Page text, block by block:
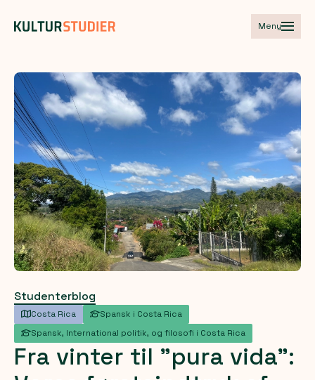
Meny
Studenterblog
Costa Rica
Spansk i Costa Rica
Spansk, International politik, og filosofi i Costa Rica
Fra vinter til "pura vida":